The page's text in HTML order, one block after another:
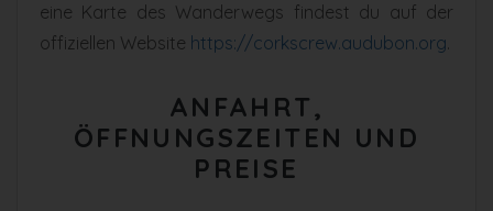
eine Karte des Wanderwegs findest du auf der
offiziellen Website https://corkscrew.audubon.org.
ANFAHRT,
ÖFFNUNGSZEITEN UND
PREISE